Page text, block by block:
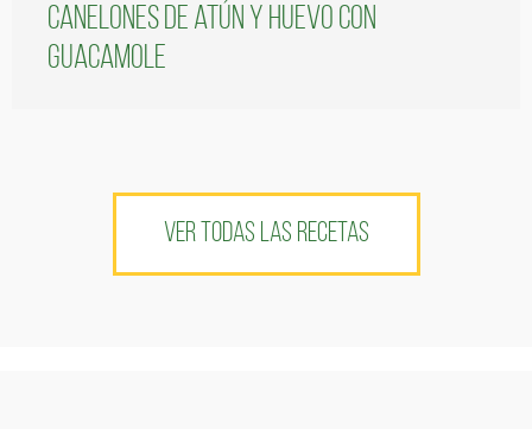
Canelones de atún y huevo con
guacamole
VER TODAS LAS RECETAS